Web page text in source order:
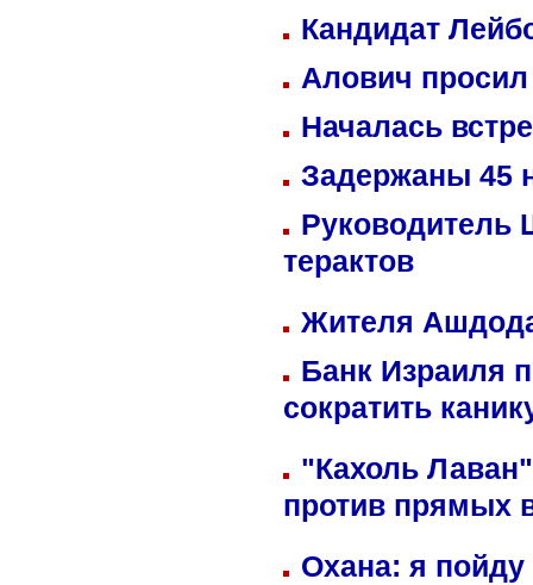
Кандидат
Алович просил
Началась
Задержаны 45
Руководитель
терактов
Жителя
Банк Израиля
сократить
"Кахоль
против прямых
Охана: я пойду